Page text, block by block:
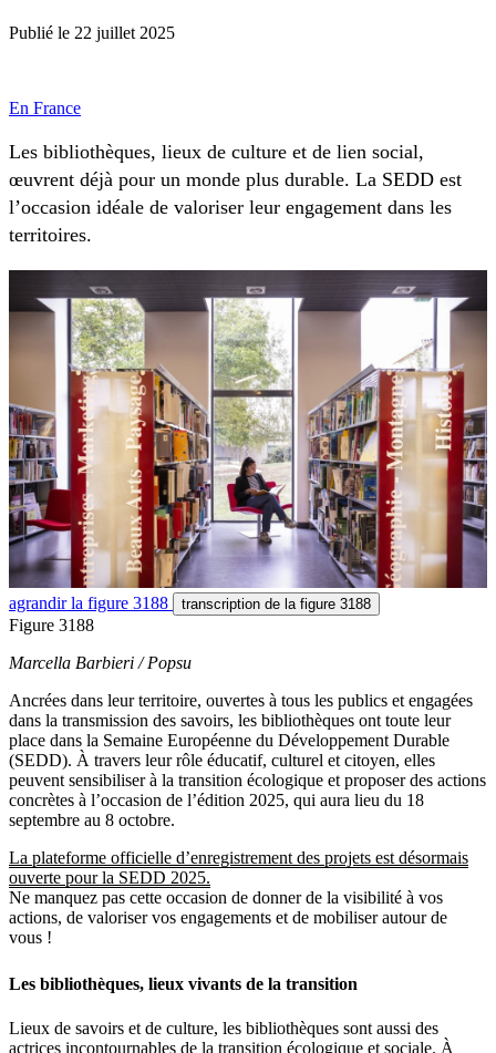
Publié le 22 juillet 2025
En France
Les bibliothèques, lieux de culture et de lien social,
œuvrent déjà pour un monde plus durable. La SEDD est
l’occasion idéale de valoriser leur engagement dans les
territoires.
agrandirla figure 3188 transcription de la figure 3188
Figure 3188
Marcella Barbieri / Popsu
Ancrées dans leur territoire, ouvertes à tous les publics et engagées
dans la transmission des savoirs, les bibliothèques ont toute leur
place dans la Semaine Européenne du Développement Durable
(SEDD). À travers leur rôle éducatif, culturel et citoyen, elles
peuvent sensibiliser à la transition écologique et proposer des actions
concrètes à l’occasion de l’édition 2025, qui aura lieu du 18
septembre au 8 octobre.
La plateforme officielle d’enregistrement des projets est désormais
ouverte pour la SEDD 2025.
Ne manquez pas cette occasion de donner de la visibilité à vos
actions, de valoriser vos engagements et de mobiliser autour de
vous !
Les bibliothèques, lieux vivants de la transition
Lieux de savoirs et de culture, les bibliothèques sont aussi des
actrices incontournables de la transition écologique et sociale. À